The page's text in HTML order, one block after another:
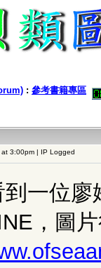
: 參考書籍專區
3:00pm | IP Logged
一位廖
，圖